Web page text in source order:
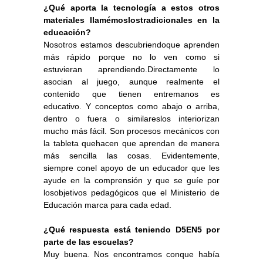
¿Qué aporta la tecnología a estos otros
materiales llamémoslostradicionales en la
educación?
Nosotros estamos descubriendoque aprenden
más rápido porque no lo ven como si
estuvieran aprendiendo.Directamente lo
asocian al juego, aunque realmente el
contenido que tienen entremanos es
educativo. Y conceptos como abajo o arriba,
dentro o fuera o similareslos interiorizan
mucho más fácil. Son procesos mecánicos con
la tableta quehacen que aprendan de manera
más sencilla las cosas. Evidentemente,
siempre conel apoyo de un educador que les
ayude en la comprensión y que se guíe por
losobjetivos pedagógicos que el Ministerio de
Educación marca para cada edad.
¿Qué respuesta está teniendo D5EN5 por
parte de las escuelas?
Muy buena. Nos encontramos conque había